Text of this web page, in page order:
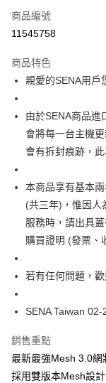
合作金庫商業銀行
上海商業儲蓄銀行
臺灣中小企業銀行
匯豐（台灣）商業
元大商業銀行
玉山商業銀行
台灣樂天信用卡公司
超商取貨付款
LINE Pay
Apple Pay
悠遊付
Google Pay
全盈+PAY
大哥付你分期
相關說明
1.本服務由台灣大哥大
2.付款方式選擇「大哥
流程，驗證手機門號
成交易。
3.實際核准額度、可分
4.訂單成立30分鐘內
法說明評估內容。
【繳款方式說明】
1.分期款項不併入電信
醒簡訊。
AFTEE先享後付
相關說明
【關於「AFTEE先享後
１．簡單：不需註冊會
３．安心：先確認商品
【「AFTEE先享後付」
１．於結帳方式選擇「
全家取貨付款
每筆NT$80，滿
商品編號
11545758
商品特色
親愛的SENA用戶
由於SENA商品進
會將每一台主機
會有拆封痕跡，
本商品享有基本
(共三年)，惟因人
服務時，請出具
購買證明 (發票、
若有任何問題，
SENA Taiwan
銷售重點
最新最強Mesh 3.0網
採用雙版本Mesh設